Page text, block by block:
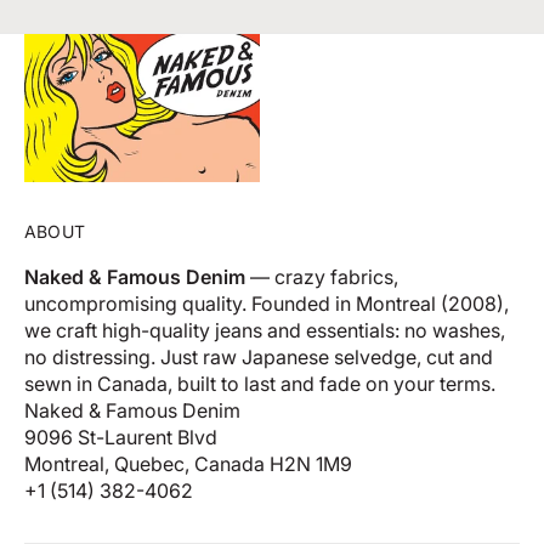
ABOUT
Naked & Famous Denim — crazy fabrics,
uncompromising quality. Founded in Montreal (2008),
we craft high-quality jeans and essentials: no washes,
no distressing. Just raw Japanese selvedge, cut and
sewn in Canada, built to last and fade on your terms.
Naked & Famous Denim
9096 St-Laurent Blvd
Montreal, Quebec, Canada H2N 1M9
+1 (514) 382-4062